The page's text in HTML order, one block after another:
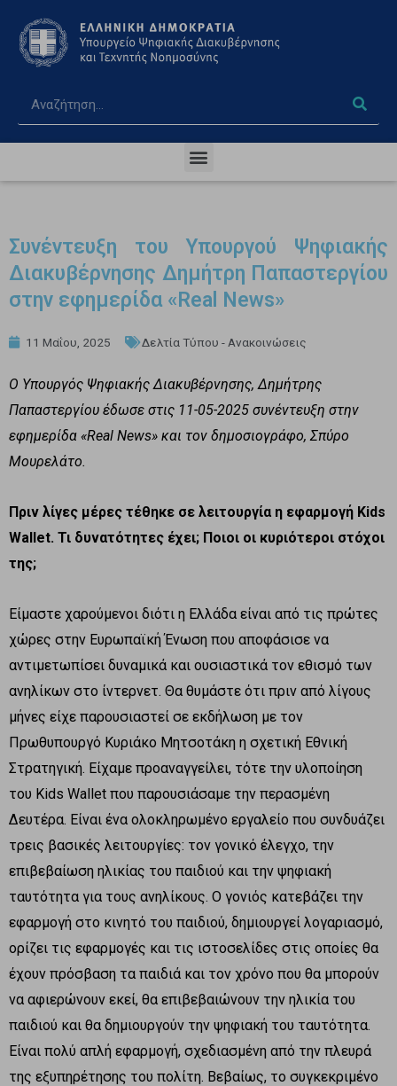
Συνέντευξη του Υπουργού Ψηφιακής
Διακυβέρνησης Δημήτρη Παπαστεργίου
στην εφημερίδα «Real News»
11 Μαΐου, 2025 Δελτία Τύπου - Ανακοινώσεις
Ο Υπουργός Ψηφιακής Διακυβέρνησης, Δημήτρης
Παπαστεργίου έδωσε στις 11-05-2025 συνέντευξη στην
εφημερίδα «Real News» και τον δημοσιογράφο, Σπύρο
Μουρελάτο.
Πριν λίγες μέρες τέθηκε σε λειτουργία η εφαρμογή Κids
Wallet. Τι δυνατότητες έχει; Ποιοι οι κυριότεροι στόχοι
της;
Είμαστε χαρούμενοι διότι η Ελλάδα είναι από τις πρώτες
χώρες στην Ευρωπαϊκή Ένωση που αποφάσισε να
αντιμετωπίσει δυναμικά και ουσιαστικά τον εθισμό των
ανηλίκων στο ίντερνετ. Θα θυμάστε ότι πριν από λίγους
μήνες είχε παρουσιαστεί σε εκδήλωση με τον
Πρωθυπουργό Κυριάκο Μητσοτάκη η σχετική Εθνική
Στρατηγική. Είχαμε προαναγγείλει, τότε την υλοποίηση
του Kids Wallet που παρουσιάσαμε την περασμένη
Δευτέρα. Είναι ένα ολοκληρωμένο εργαλείο που συνδυάζει
τρεις βασικές λειτουργίες: τον γονικό έλεγχο, την
επιβεβαίωση ηλικίας του παιδιού και την ψηφιακή
ταυτότητα για τους ανηλίκους. Ο γονιός κατεβάζει την
εφαρμογή στο κινητό του παιδιού, δημιουργεί λογαριασμό,
ορίζει τις εφαρμογές και τις ιστοσελίδες στις οποίες θα
έχουν πρόσβαση τα παιδιά και τον χρόνο που θα μπορούν
να αφιερώνουν εκεί, θα επιβεβαιώνουν την ηλικία του
παιδιού και θα δημιουργούν την ψηφιακή του ταυτότητα.
Είναι πολύ απλή εφαρμογή, σχεδιασμένη από την πλευρά
της εξυπηρέτησης του πολίτη. Βεβαίως, το συγκεκριμένο